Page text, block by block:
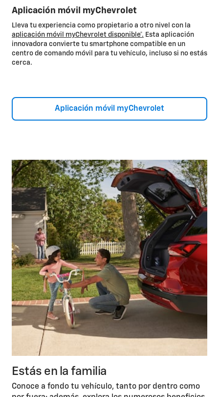
Aplicación móvil myChevrolet
Lleva tu experiencia como propietario a otro nivel con la
aplicación móvil myChevrolet disponible*. Esta aplicación
innovadora convierte tu smartphone compatible en un
centro de comando móvil para tu vehículo, incluso si no estás
cerca.
Aplicación móvil myChevrolet
Estás en la familia
Conoce a fondo tu vehículo, tanto por dentro como